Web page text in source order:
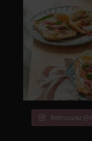
Retrouvez